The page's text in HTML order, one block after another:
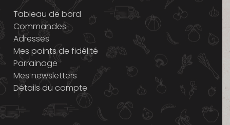
Tableau de bord
Commandes
Adresses
Mes points de fidélité
Parrainage
Mes newsletters
Détails du compte